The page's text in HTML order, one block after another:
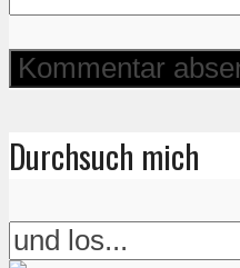
Durchsuch mich